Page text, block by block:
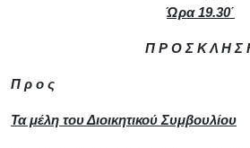
Ώρα 19.30΄
Π Ρ Ο Σ Κ Λ Η Σ
Π ρ ο ς
Τα μέλη του Διοικητικού Συμβουλίου